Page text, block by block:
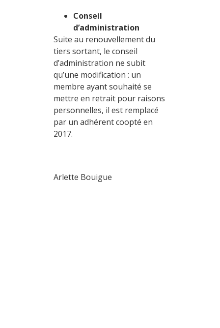
Conseil
d’administration
Suite au renouvellement du
tiers sortant, le conseil
d’administration ne subit
qu’une modification : un
membre ayant souhaité se
mettre en retrait pour raisons
personnelles, il est remplacé
par un adhérent coopté en
2017.
Arlette Bouigue